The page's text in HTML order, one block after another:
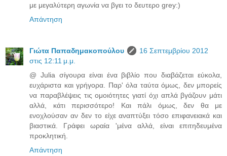
με μεγαλύτερη αγωνία να βγει το δευτερο grey:)
Απάντηση
Γιώτα Παπαδημακοπούλου
16 Σεπτεμβρίου 2012
στις 12:11 μ.μ.
@ Julia σίγουρα είναι ένα βιβλίο που διαβάζεται εύκολα,
ευχάριστα και γρήγορα. Παρ' όλα ταύτα όμως, δεν μπορείς
να παραβλέψεις τις ομοιότητες γιατί όχι απλά βγάζουν μάτι
αλλά, κάτι περισσότερο! Και πάλι όμως, δεν θα με
ενοχλούσαν αν δεν το είχε αναπτύξει τόσο επιφανειακά και
βιαστικά. Γράφει ωραία 'μένα αλλά, είναι επιτηδευμένα
προκλητική.
Απάντηση